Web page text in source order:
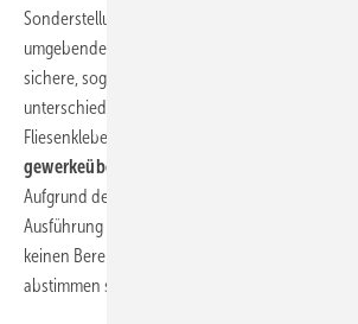
Sonderstellung zu. Sie müssen sich sowohl gut
umgebende Fußbodenkonstruktion integrieren
sichere, sogenannte AIV-Abdichtung
unterschiedliche Materialien (Dämmungen,
Fliesenkleber, Fliesen) zum Einsatz kommen, ist
gewerkeübergreifende Praxistauglichkeit
Aufgrund der hohen Wassereinwirkung kommt
Ausführung von bodenebenen Duschen eine
keinen Bereich im Badezimmer, in dem sich die
abstimmen sollten.